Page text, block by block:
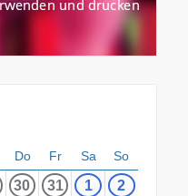
Do Fr Sa So
30 31 1
2